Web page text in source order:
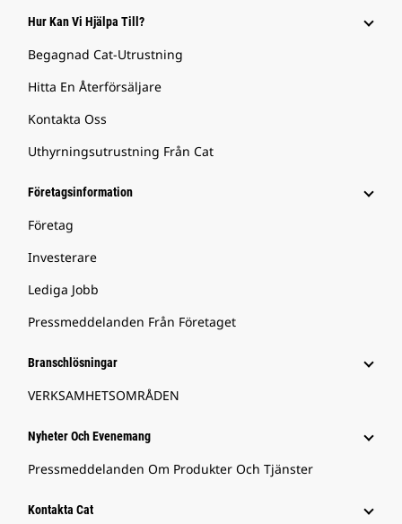
Hur Kan Vi Hjälpa Till?
Begagnad Cat-Utrustning
Hitta En Återförsäljare
Kontakta Oss
Uthyrningsutrustning Från Cat
Företagsinformation
Företag
Investerare
Lediga Jobb
Pressmeddelanden Från Företaget
Branschlösningar
VERKSAMHETSOMRÅDEN
Nyheter Och Evenemang
Pressmeddelanden Om Produkter Och Tjänster
Kontakta Cat